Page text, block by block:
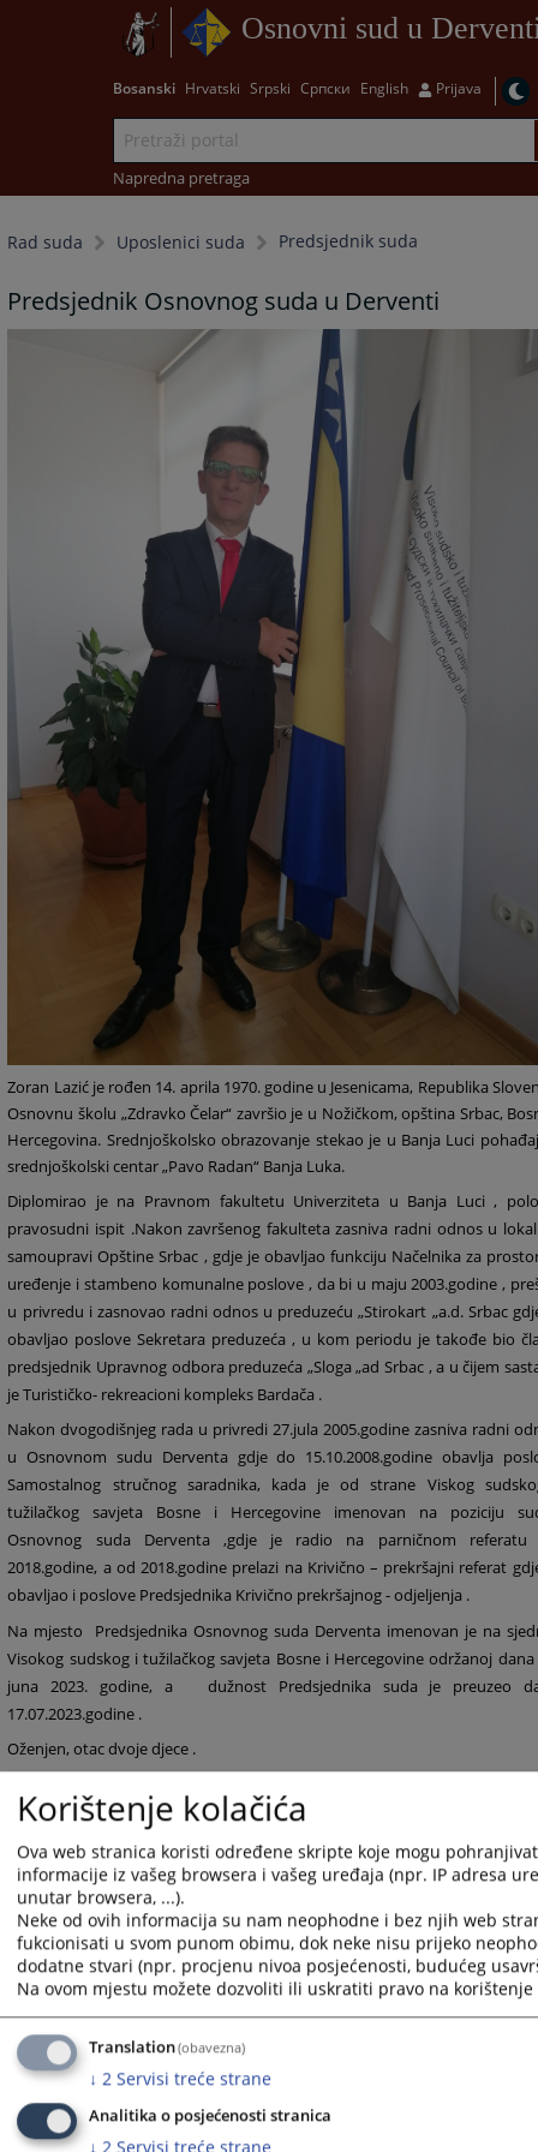
Osnovni sud u
Bosanski Hrvatski Srpski Српски English Prijava
Napredna pretraga
Rad suda Uposlenici suda Predsjednik suda
Predsjednik suda
Predsjednik Osnovnog suda u Derventi
Zoran Lazić je rođen 14. aprila 1970. godine u Jesenicama, Republika
Osnovnu školu „Zdravko Čelar“ završio je u Nožičkom, opština Srbac,
Hercegovina. Srednjoškolsko obrazovanje stekao je u Banja Luci
srednjoškolski centar „Pavo Radan“ Banja Luka.
Diplomirao je na Pravnom fakultetu Univerziteta u Banja Luci,
pravosudni ispit .Nakon završenog fakulteta zasniva radni odnos u
samoupravi Opštine Srbac , gdje je obavljao funkciju Načelnika za
uređenje i stambeno komunalne poslove , da bi u maju 2003.godine ,
u privredu i zasnovao radni odnos u preduzeću „Stirokart „a.d. Srbac
obavljao poslove Sekretara preduzeća, u kom periodu je takođe bio
predsjednik Upravnog odbora preduzeća „Sloga „ad Srbac ,a u čijem
je Turističko- rekreacioni kompleks Bardača .
Nakon dvogodišnjeg rada u privredi 27.jula 2005.godine zasniva radni
u Osnovnom sudu Derventa gdje do 15.10.2008.godine obavlja
Samostalnog stručnog saradnika, kada je od strane Viskog
tužilačkog savjeta Bosne i Hercegovine imenovan na poziciju
Osnovnog suda Derventa ,gdje je radio na parničnom referatu
2018.godine, a od 2018.godine prelazi na Krivično – prekršajni referat
obavljao i poslove Predsjednika Krivično prekršajnog - odjeljenja .
Na mjesto
Predsjednika Osnovnog suda Derventa imenovan je na
Visokog sudskog i tužilačkog savjeta Bosne i Hercegovine održanoj dana
juna 2023. godine, a
dužnost Predsjednika suda je preuzeo
17.07.2023.godine .
Oženjen, otac dvoje djece .
2933PREGLEDA
1 - 1 / 1
Korištenje kolačića
Ova web stranica koristi određene skripte koje mogu
informacije iz vašeg browsera i vašeg uređaja (npr. IP adresa
unutar browsera, ...).
Neke od ovih informacija su nam neophodne i bez njih web
fukcionisati u svom punom obimu, dok neke nisu prijeko
dodatne stvari (npr. procjenu nivoa posjećenosti, budućeg
Na ovom mjestu možete dozvoliti ili uskratiti pravo na
Translation(obavezna)
↓ 2 Servisi treće strane
Analitika o posjećenosti stranica
↓ 2 Servisi treće strane